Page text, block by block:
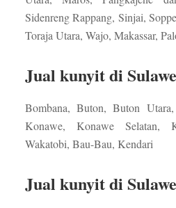
Sidenreng Rappang, Sinjai,
Toraja Utara, Wajo, Makassar,
Jual kunyit di
Bombana, Buton, Buton
Konawe, Konawe Selatan,
Wakatobi, Bau-Bau, Kendari
Jual kunyit di